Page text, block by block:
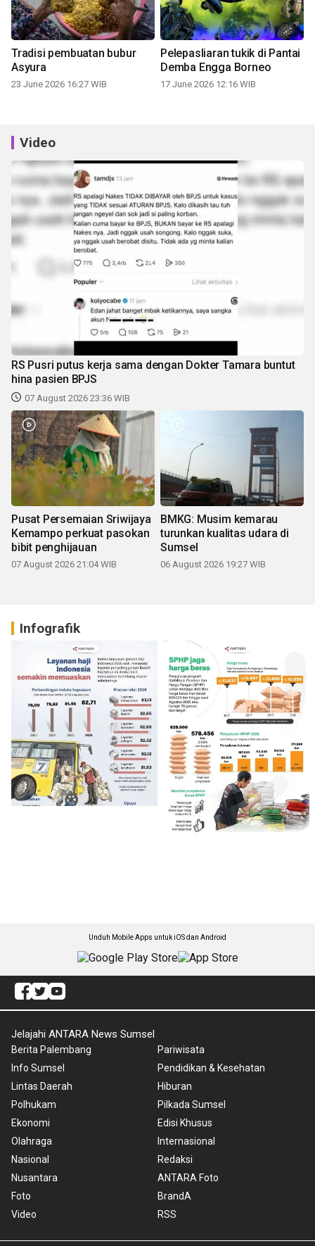
Tradisi pembuatan bubur
Asyura
23 June 2026 16:27 WIB
Pelepasliaran tukik di Pantai
Demba Engga Borneo
17 June 2026 12:16 WIB
Video
RS Pusri putus kerja sama dengan Dokter Tamara buntut
hina pasien BPJS
07 August 2026 23:36 WIB
Pusat Persemaian Sriwijaya
Kemampo perkuat pasokan
bibit penghijauan
07 August 2026 21:04 WIB
BMKG: Musim kemarau
turunkan kualitas udara di
Sumsel
06 August 2026 19:27 WIB
Infografik
Unduh Mobile Apps untuk iOS dan Android
Jelajahi ANTARA News Sumsel
Berita Palembang
Info Sumsel
Lintas Daerah
Polhukam
Ekonomi
Olahraga
Nasional
Nusantara
Foto
Video
Pariwisata
Pendidikan & Kesehatan
Hiburan
Pilkada Sumsel
Edisi Khusus
Internasional
Redaksi
ANTARA Foto
BrandA
RSS